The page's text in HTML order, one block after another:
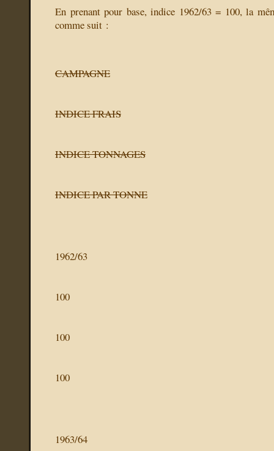
En prenant pour base, indice 1962/63 = 100, la
comme suit :
CAMPAGNE
INDICE FRAIS
INDICE TONNAGES
INDICE PAR TONNE
1962/63
100
100
100
1963/64